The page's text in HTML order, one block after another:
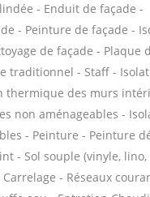
- Enduit de façade -
- Peinture de façade -
de façade - Plaque
traditionnel - Staff -
thermique des murs
non aménageables -
- Peinture - Peinture
- Sol souple (vinyle, lino,
Carrelage - Réseaux